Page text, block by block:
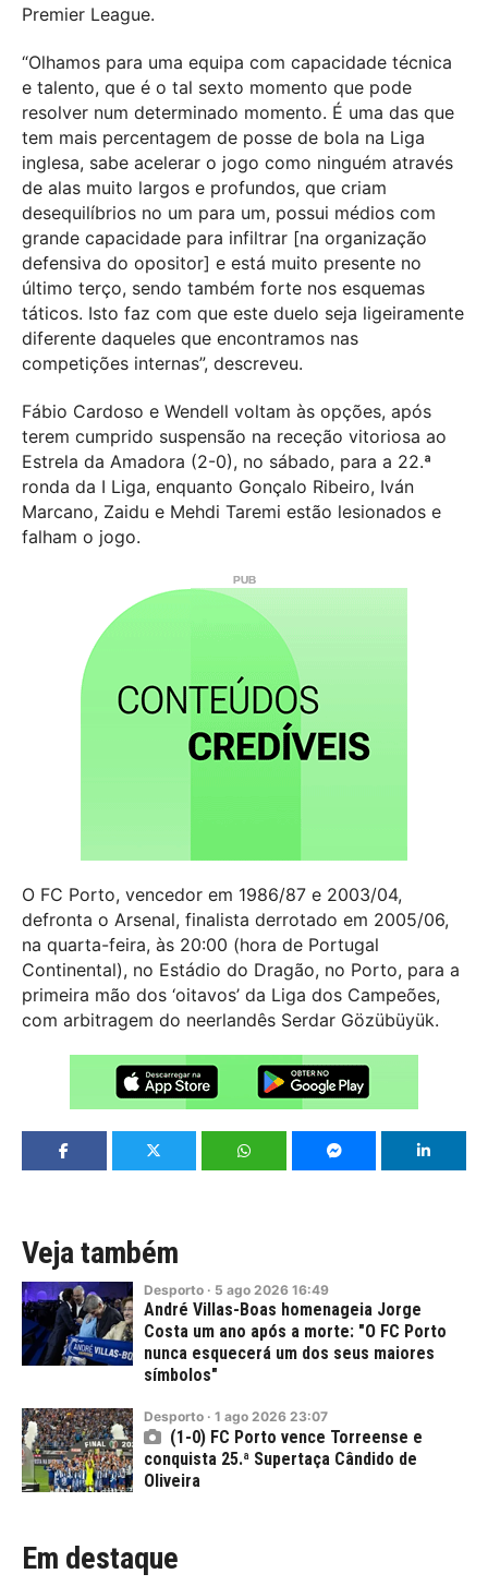
Premier League.
“Olhamos para uma equipa com capacidade técnica
e talento, que é o tal sexto momento que pode
resolver num determinado momento. É uma das que
tem mais percentagem de posse de bola na Liga
inglesa, sabe acelerar o jogo como ninguém através
de alas muito largos e profundos, que criam
desequilíbrios no um para um, possui médios com
grande capacidade para infiltrar [na organização
defensiva do opositor] e está muito presente no
último terço, sendo também forte nos esquemas
táticos. Isto faz com que este duelo seja ligeiramente
diferente daqueles que encontramos nas
competições internas”, descreveu.
Fábio Cardoso e Wendell voltam às opções, após
terem cumprido suspensão na receção vitoriosa ao
Estrela da Amadora (2-0), no sábado, para a 22.ª
ronda da I Liga, enquanto Gonçalo Ribeiro, Iván
Marcano, Zaidu e Mehdi Taremi estão lesionados e
falham o jogo.
O FC Porto, vencedor em 1986/87 e 2003/04,
defronta o Arsenal, finalista derrotado em 2005/06,
na quarta-feira, às 20:00 (hora de Portugal
Continental), no Estádio do Dragão, no Porto, para a
primeira mão dos ‘oitavos’ da Liga dos Campeões,
com arbitragem do neerlandês Serdar Gözübüyük.
Veja também
Desporto · 5 ago 2026 16:49
André Villas-Boas homenageia Jorge
Costa um ano após a morte: "O FC Porto
nunca esquecerá um dos seus maiores
símbolos"
Desporto · 1 ago 2026 23:07
(1-0) FC Porto vence Torreense e
conquista 25.ª Supertaça Cândido de
Oliveira
Em destaque